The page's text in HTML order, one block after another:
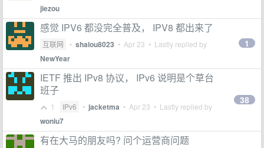
jiezou
感觉 IPV6 都没完全普及， IPV8 都出来了
互联网 • shalou8023 • Apr 23 • Lastly replied by
NewYear
1
IETF 推出 IPv8 协议， IPv6 说明是个草台
班子
1 IPv6 • jacketma • Apr 23 • Lastly replied by
woniu7
38
有在大马的朋友吗? 问个运营商问题